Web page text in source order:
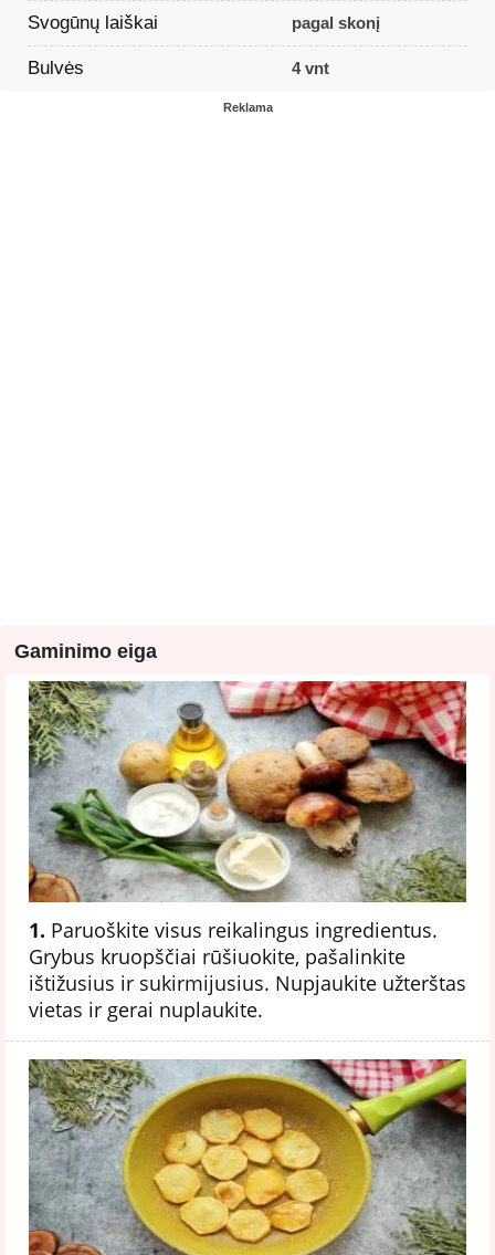
Svogūnų laiškai pagal skonį
Bulvės 4 vnt
Reklama
Gaminimo eiga
1. Paruoškite visus reikalingus ingredientus.
Grybus kruopščiai rūšiuokite, pašalinkite
ištižusius ir sukirmijusius. Nupjaukite užterštas
vietas ir gerai nuplaukite.